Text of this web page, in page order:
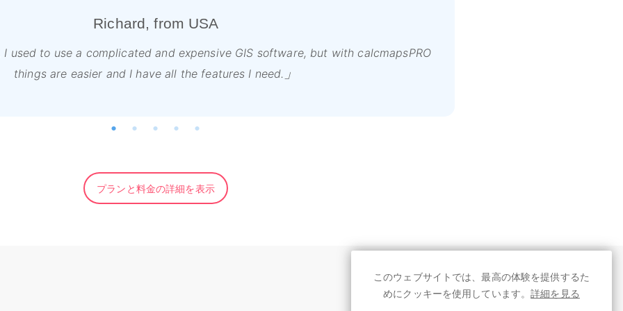
Richard, from USA
used to use a complicated and expensive GIS software, but with calcmapsPRO
things are easier and I have all the features I need.
プランと料金の詳細を表示
言語 - JA
このウェブサイトでは、最高の体験を提供するた
めにクッキーを使用しています。詳細を見る